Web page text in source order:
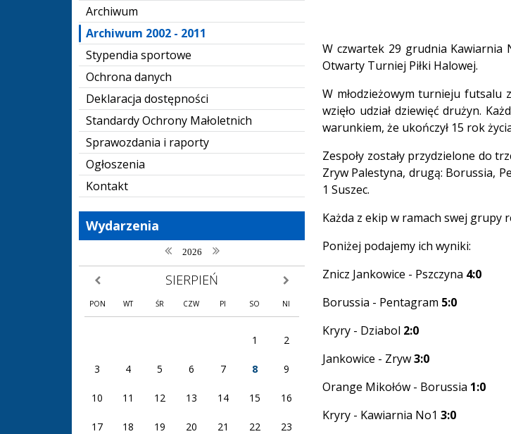
Archiwum
Archiwum 2002 - 2011
Stypendia sportowe
Ochrona danych
Deklaracja dostępności
Standardy Ochrony Małoletnich
Sprawozdania i raporty
Ogłoszenia
Kontakt
Wydarzenia
poprzedni rok
2026 następny rok
poprzedni miesiąc SIERPIEŃ następny miesiąc
PON WT ŚR CZW PI SO NI
1 2
3 4 5 6 7 8 9
10 11 12 13 14 15 16
17 18 19 20 21 22 23
W czwartek 29 grudnia Kawiarnia
Otwarty Turniej Piłki Halowej.
W młodzieżowym turnieju futsalu
wzięło udział dziewięć drużyn.
warunkiem, że ukończył 15 rok
Zespoły zostały przydzielone do
Zryw Palestyna, drugą: Borussia,
1 Suszec.
Każda z ekip w ramach swej grupy
Poniżej podajemy ich wyniki:
Znicz Jankowice - Pszczyna 4:0
Borussia - Pentagram 5:0
Kryry - Dziabol 2:0
Jankowice - Zryw3:0
Orange Mikołów - Borussia 1:0
Kryry - Kawiarnia No1 3:0